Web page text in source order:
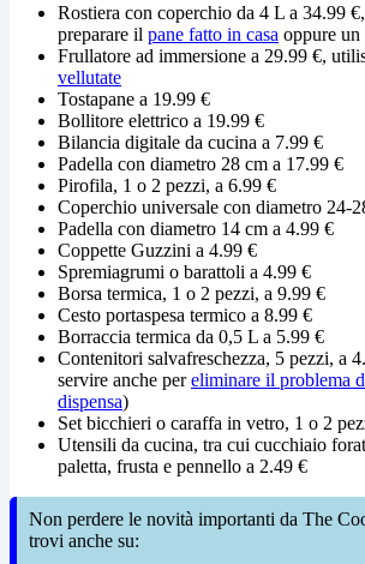
Rostiera con coperchio da 4 L a 34.99
preparare il pane fatto in casa oppure
Frullatore ad immersione a 29.99 €,
vellutate
Tostapane a 19.99 €
Bollitore elettrico a 19.99 €
Bilancia digitale da cucina a 7.99 €
Padella con diametro 28 cm a 17.99 €
Pirofila, 1 o 2 pezzi, a 6.99 €
Coperchio universale con diametro 24-
Padella con diametro 14 cm a 4.99 €
Coppette Guzzini a 4.99 €
Spremiagrumi o barattoli a 4.99 €
Borsa termica, 1 o 2 pezzi, a 9.99 €
Cesto portaspesa termico a 8.99 €
Borraccia termica da 0,5 L a 5.99 €
Contenitori salvafreschezza, 5 pezzi, a
servire anche pereliminare il problema
dispensa)
Set bicchieri o caraffa in vetro, 1 o 2
Utensili da cucina, tra cui cucchiaio
paletta, frusta e pennello a 2.49 €
Non perdere le novità importanti da The
trovi anche su: